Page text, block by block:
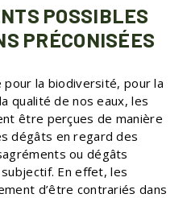
POSSIBLES
PRÉCONISÉES
la biodiversité, pour la
qualité de nos eaux, les
être perçues de manière
dégâts en regard des
ou dégâts
En effet, les
d’être contrariés dans